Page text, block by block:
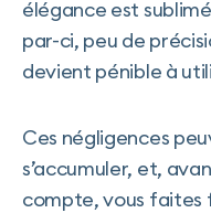
élégance est
par-ci, peu de
devient pénible à
Ces négligences
s’accumuler, et,
compte, vous faites